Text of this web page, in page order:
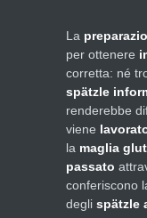
La
per ottenere
corretta: né
spätzle
renderebbe
viene
la maglia
passato
conferiscono
degli spätzle